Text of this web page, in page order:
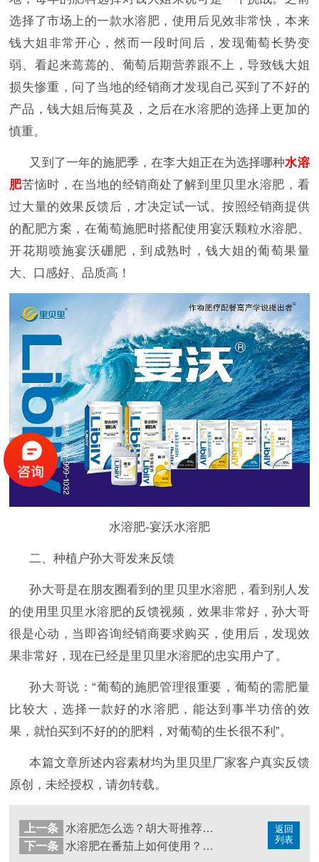
选择了市场上的一款水溶肥，使用后见效非常快，本来
钱大姐非常开心，然而一段时间后，发现葡萄长势变
弱、看起来蔫蔫的、葡萄后期营养跟不上，导致钱大姐
损失惨重，问了当地的经销商才发现自己买到了不好的
产品，钱大姐后悔莫及，之后在水溶肥的选择上更加的
慎重。
又到了一年的施肥季，在李大姐正在为选择哪种水溶
肥苦恼时，在当地的经销商处了解到里贝里水溶肥，看
过大量的效果反馈后，才决定试一试。按照经销商提供
的配肥方案，在葡萄施肥时搭配使用宴沃颗粒水溶肥、
开花期喷施宴沃硼肥，到成熟时，钱大姐的葡萄果量
大、口感好、品质高！
水溶肥-宴沃水溶肥
二、种植户孙大哥发来反馈
孙大哥是在朋友圈看到的里贝里水溶肥，看到别人发
的使用里贝里水溶肥的反馈视频，效果非常好，孙大哥
很是心动，当即咨询经销商要求购买，使用后，发现效
果非常好，现在已经是里贝里水溶肥的忠实用户了。
孙大哥说：“葡萄的施肥管理很重要，葡萄的需肥量
比较大，选择一款好的水溶肥 ，能达到事半功倍的效
果，就怕买到不好的的肥料，对葡萄的生长很不利”。
本篇文章所述内容素材均为里贝里厂家客户真实反馈
原创，未经授权，请勿转载。
返回
列表
上一条
水溶肥怎么选？胡大哥推荐里贝里宴沃
下一条
水溶肥在番茄上如何使用？里贝里宴沃为您解答